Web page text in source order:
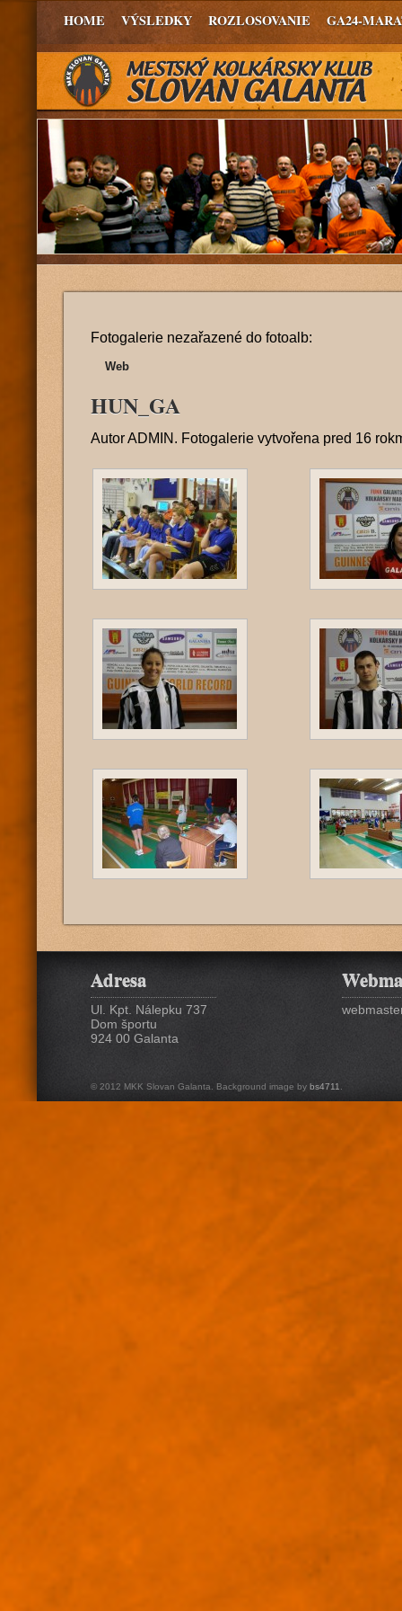
HOME VÝSLEDKY ROZLOSOVANIE GA24-
Fotogalerie nezařazené do fotoalb:
Web
HUN_GA
AutorADMIN . Fotogalerie vytvořena pred 16
Adresa
Ul. Kpt. Nálepku 737
Dom športu
924 00 Galanta
© 2012 MKK Slovan Galanta. Background image by bs4711